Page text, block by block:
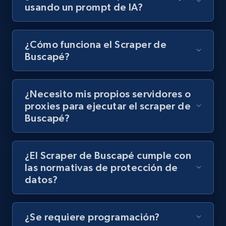
by Explore page URL
URL, Title, Youtuber, Youtuber md5, Video url,
Video length, Likes, Views, and more.
8K+ 713+ Prueba gratuita
Youtube - Videos posts - Discovery videos
by podcast url
Video length, Likes, Views, and more.
usando un prompt de IA?
¿Cómo funciona el Scraper de
Buscapé?
¿Necesito mis propios servidores o
proxies para ejecutar el scraper de
Buscapé?
¿El Scraper de Buscapé cumple con
las normativas de protección de
datos?
¿Se requiere programación?